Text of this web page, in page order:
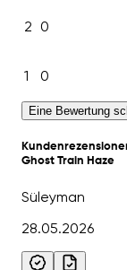
2 0
1 0
Eine Bewertung
Ghost Train Haze
Süleyman
28.05.2026